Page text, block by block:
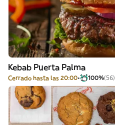
Kebab Puerta Palma
Cerrado hasta las 20:00 100%(56)